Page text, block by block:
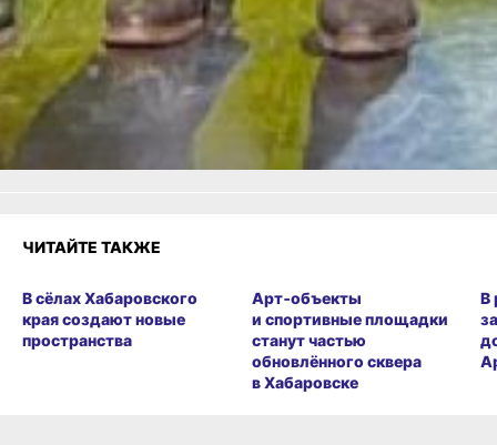
Огонь!
Супер
1
Удивило
Грустно
Злость
Разочарование
ЧИТАЙТЕ ТАКЖЕ
В сёлах Хабаровского
края создают новые
пространства
Арт‑объекты
и спортивные площадки
станут частью
обновлённого сквера
в Хабаровске
В